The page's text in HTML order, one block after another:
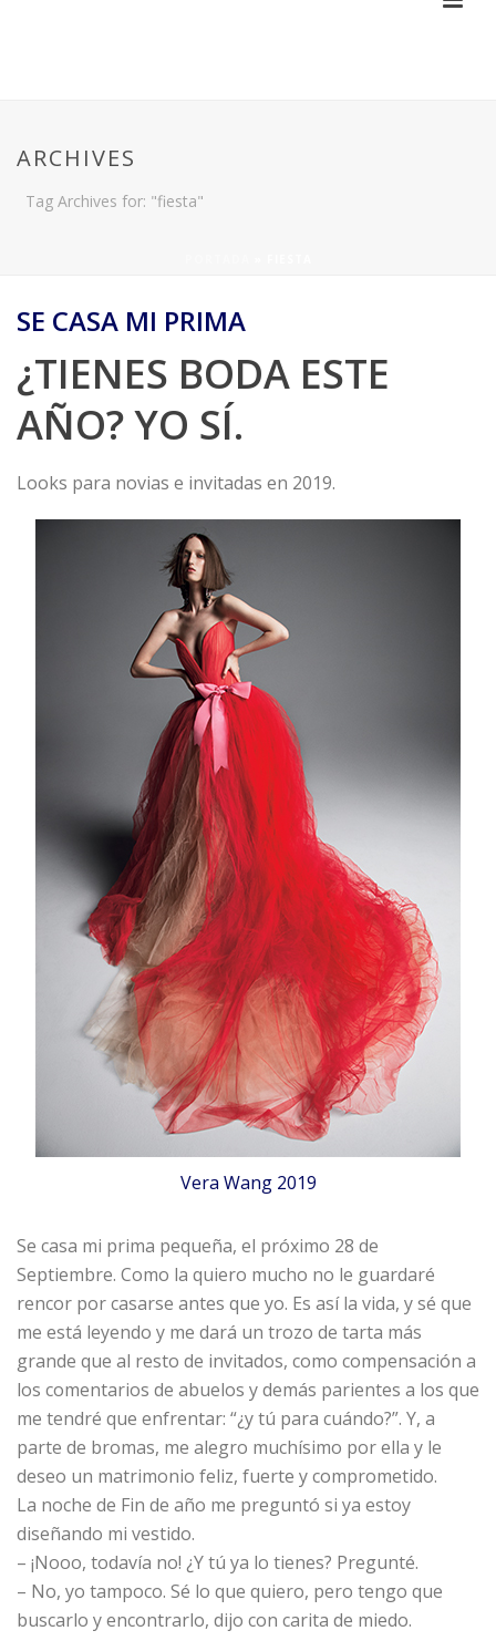
ARCHIVES
Tag Archives for: "fiesta"
SE CASA MI PRIMA
¿TIENES BODA ESTE
AÑO? YO SÍ.
Looks para novias e invitadas en 2019.
Vera Wang 2019
Se casa mi prima pequeña, el próximo 28 de
Septiembre. Como la quiero mucho no le guardaré
rencor por casarse antes que yo. Es así la vida, y sé que
me está leyendo y me dará un trozo de tarta más
grande que al resto de invitados, como compensación a
los comentarios de abuelos y demás parientes a los que
me tendré que enfrentar: “¿y tú para cuándo?”. Y, a
parte de bromas, me alegro muchísimo por ella y le
deseo un matrimonio feliz, fuerte y comprometido.
La noche de Fin de año me preguntó si ya estoy
diseñando mi vestido.
– ¡Nooo, todavía no! ¿Y tú ya lo tienes? Pregunté.
– No, yo tampoco. Sé lo que quiero, pero tengo que
buscarlo y encontrarlo, dijo con carita de miedo.